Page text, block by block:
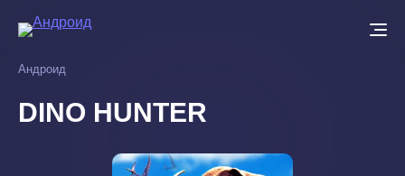
основному
Андроид
DINO HUNTER